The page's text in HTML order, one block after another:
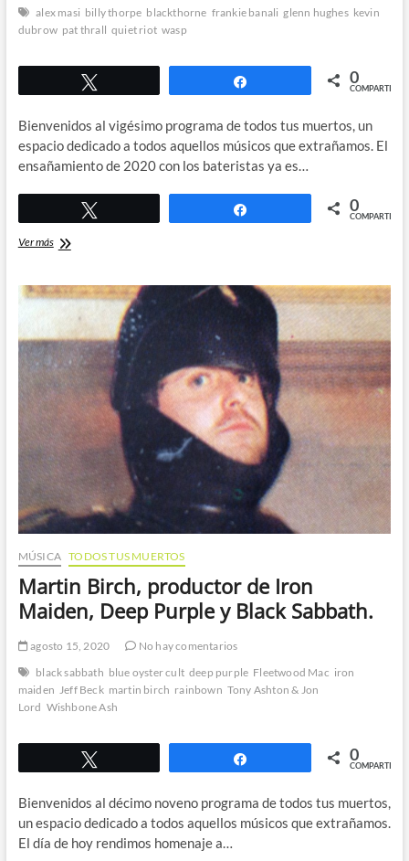
alex masi billy thorpe blackthorne frankie banali glenn hughes kevin
dubrow pat thrall quiet riot wasp
0
COMPARTIR
Bienvenidos al vigésimo programa de todos tus muertos, un
espacio dedicado a todos aquellos músicos que extrañamos. El
ensañamiento de 2020 con los bateristas ya es…
0
COMPARTIR
Ver másFrankie
Quiet
W.A.S.P.
MÚSICA TODOS TUS MUERTOS
Martin Birch, productor de Iron
Maiden, Deep Purple y Black Sabbath.
agosto 15, 2020
No hay comentarios
black sabbath blue oyster cult deep purple Fleetwood Mac iron
maiden Jeff Beck martin birch rainbown Tony Ashton & Jon
Lord Wishbone Ash
0
COMPARTIR
Bienvenidos al décimo noveno programa de todos tus muertos,
un espacio dedicado a todos aquellos músicos que extrañamos.
El día de hoy rendimos homenaje a…